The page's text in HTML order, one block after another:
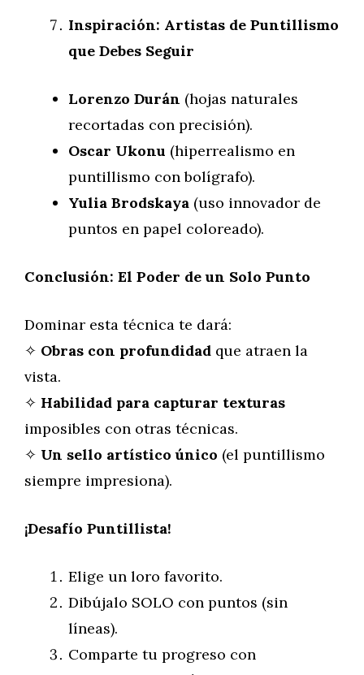
Inspiración: Artistas de Puntillismo
que Debes Seguir
Lorenzo Durán (hojas naturales
recortadas con precisión).
Oscar Ukonu (hiperrealismo en
puntillismo con bolígrafo).
Yulia Brodskaya (uso innovador de
puntos en papel coloreado).
Conclusión: El Poder de un Solo Punto
Dominar esta técnica te dará:
✧ Obras con profundidad que atraen la
vista.
✧ Habilidad para capturar texturas
imposibles con otras técnicas.
✧ Un sello artístico único (el puntillismo
siempre impresiona).
¡Desafío Puntillista!
Elige un loro favorito.
Dibújalo SOLO con puntos (sin
líneas).
Comparte tu progreso con